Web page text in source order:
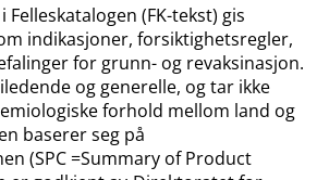
(FK-tekst) gis
indikasjoner, forsiktighetsregler,
for grunn- og revaksinasjon.
og generelle, og tar ikke
forhold mellom land og
baserer seg på
(SPC =Summary of Product